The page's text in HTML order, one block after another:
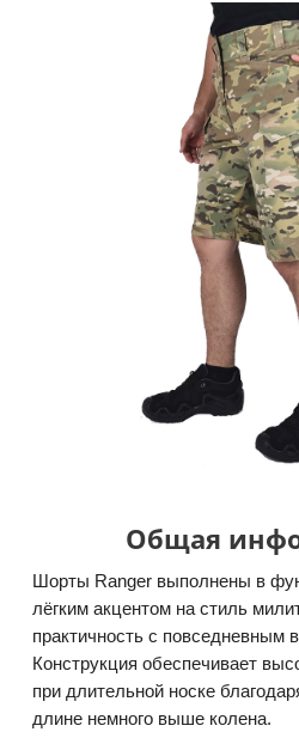
Общая
Шорты Ranger выполнены в
лёгким акцентом на стиль
практичность с повседневным
Конструкция обеспечивает
при длительной носке
длине немного выше колена.